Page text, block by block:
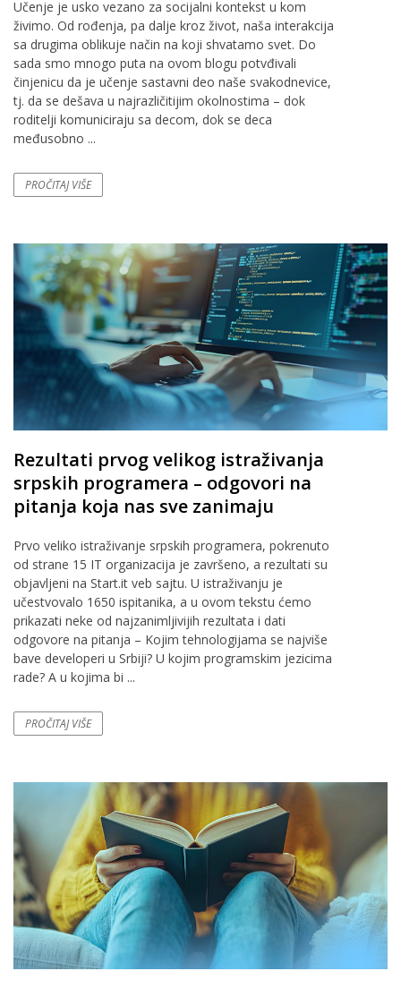
Učenje je usko vezano za socijalni kontekst u kom
živimo. Od rođenja, pa dalje kroz život, naša interakcija
sa drugima oblikuje način na koji shvatamo svet. Do
sada smo mnogo puta na ovom blogu potvđivali
činjenicu da je učenje sastavni deo naše svakodnevice,
tj. da se dešava u najrazličitijim okolnostima – dok
roditelji komuniciraju sa decom, dok se deca
međusobno ...
PROČITAJ VIŠE
Rezultati prvog velikog istraživanja
srpskih programera – odgovori na
pitanja koja nas sve zanimaju
Prvo veliko istraživanje srpskih programera, pokrenuto
od strane 15 IT organizacija je završeno, a rezultati su
objavljeni na Start.it veb sajtu. U istraživanju je
učestvovalo 1650 ispitanika, a u ovom tekstu ćemo
prikazati neke od najzanimljivijih rezultata i dati
odgovore na pitanja – Kojim tehnologijama se najviše
bave developeri u Srbiji? U kojim programskim jezicima
rade? A u kojima bi ...
PROČITAJ VIŠE